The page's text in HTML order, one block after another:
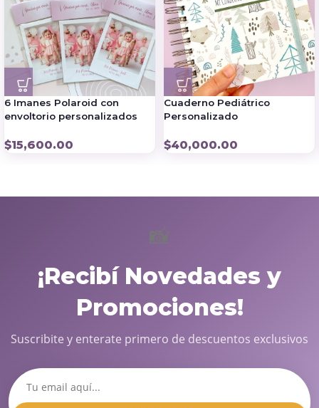
6 Imanes Polaroid con
envoltorio personalizados
$15,600.00
Cuaderno Pediátrico
Personalizado
$40,000.00
📸
¡Recibí Novedades y
Promociones!
Suscribite y enterate primero de descuentos exclusivos